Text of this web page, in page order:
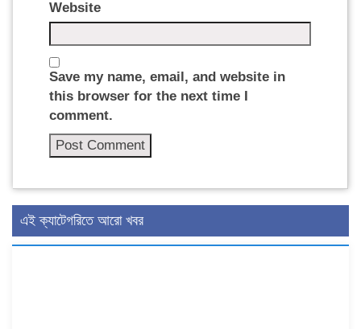
Website
Save my name, email, and website in
this browser for the next time I
comment.
এই ক্যাটেগরিতে আরো খবর